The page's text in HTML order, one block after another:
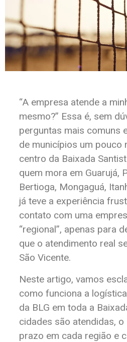
“A empresa atende a
mesmo?” Essa é, sem
perguntas mais comuns
de municípios um pouco
centro da Baixada
quem mora em Guarujá,
Bertioga, Mongaguá,
já teve a experiência
contato com uma
“regional”, apenas para
que o atendimento real
São Vicente.
Neste artigo, vamos
como funciona a
da BLG em toda a
cidades são atendidas,
prazo em cada região e